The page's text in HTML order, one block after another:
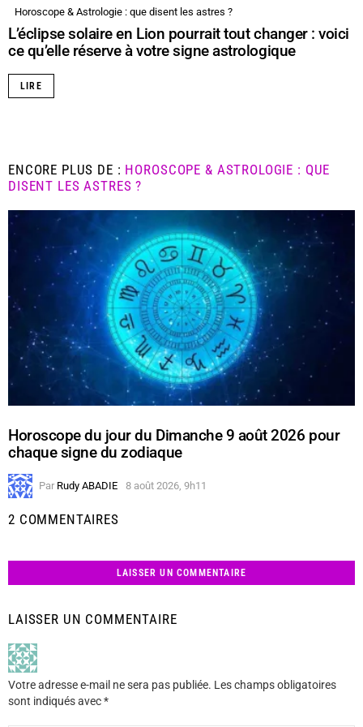
Horoscope & Astrologie : que disent les astres ?
L’éclipse solaire en Lion pourrait tout changer : voici
ce qu’elle réserve à votre signe astrologique
LIRE
ENCORE PLUS DE : HOROSCOPE & ASTROLOGIE : QUE
DISENT LES ASTRES ?
Horoscope du jour du Dimanche 9 août 2026 pour
chaque signe du zodiaque
Par Rudy ABADIE 8 août 2026, 9h11
2 COMMENTAIRES
LAISSER UN COMMENTAIRE
LAISSER UN COMMENTAIRE
Votre adresse e-mail ne sera pas publiée. Les champs obligatoires
sont indiqués avec*